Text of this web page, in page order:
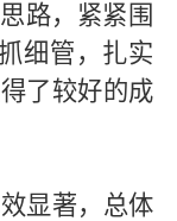
路，紧紧围
细管，扎实
了较好的成
显著，总体